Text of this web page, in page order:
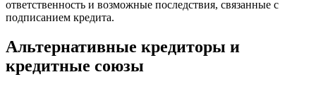
ответственность и возможные последствия, связанные с
подписанием кредита.
Альтернативные кредиторы и
кредитные союзы